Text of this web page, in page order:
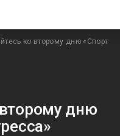
ко второму дню «Спорт
дню